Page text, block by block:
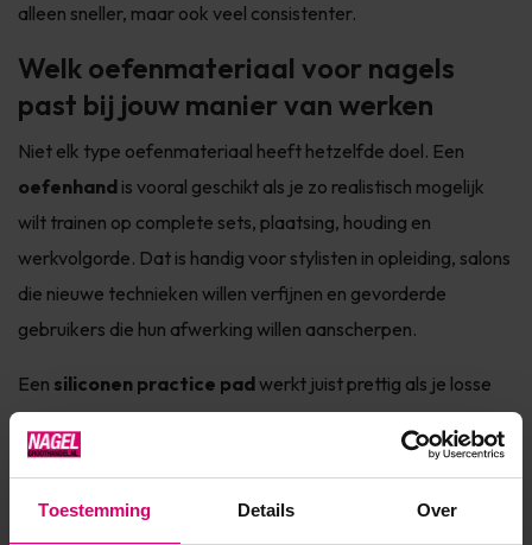
Toestemming Details Over
alleen sneller, maar ook veel consistenter.
Welk oefenmateriaal voor nagels
past bij jouw manier van werken
Niet elk type oefenmateriaal heeft hetzelfde doel. Een
oefenhand is vooral geschikt als je zo realistisch mogelijk
wilt trainen op complete sets, plaatsing, houding en
werkvolgorde. Dat is handig voor stylisten in opleiding, salons
die nieuwe technieken willen verfijnen en gevorderde
gebruikers die hun afwerking willen aanscherpen.
Een siliconen practice padwerkt juist prettig als je losse
technieken wilt herhalen. Denk aan strakke lijnen zetten,
productcontrole oefenen, kleine designonderdelen testen of
set toepast. Dit type oefenmateriaal is praktisch wanneer je